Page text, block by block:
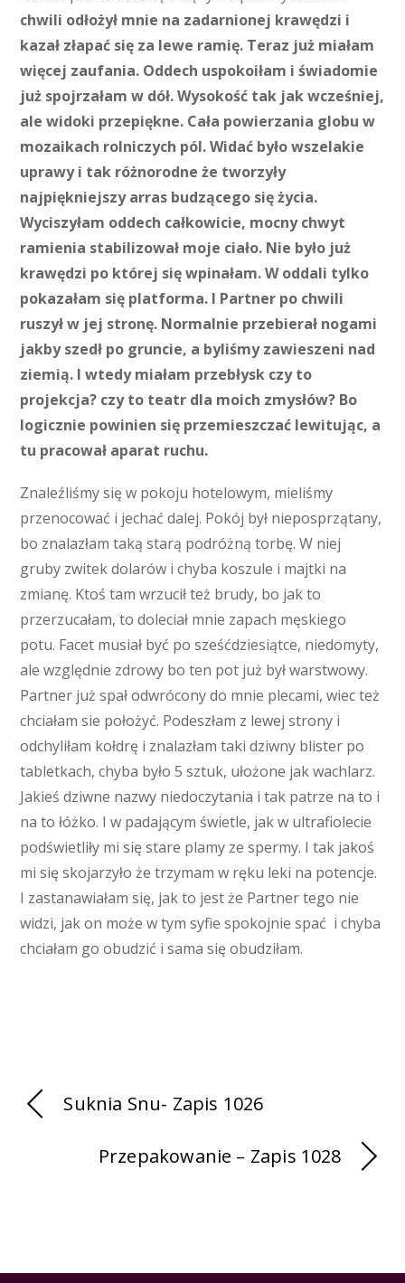
chwili odłożył mnie na zadarnionej krawędzi i
kazał złapać się za lewe ramię. Teraz już miałam
więcej zaufania. Oddech uspokoiłam i świadomie
już spojrzałam w dół. Wysokość tak jak wcześniej,
ale widoki przepiękne. Cała powierzania globu w
mozaikach rolniczych pól. Widać było wszelakie
uprawy i tak różnorodne że tworzyły
najpiękniejszy arras budzącego się życia.
Wyciszyłam oddech całkowicie, mocny chwyt
ramienia stabilizował moje ciało. Nie było już
krawędzi po której się wpinałam. W oddali tylko
pokazałam się platforma. I Partner po chwili
ruszył w jej stronę. Normalnie przebierał nogami
jakby szedł po gruncie, a byliśmy zawieszeni nad
ziemią. I wtedy miałam przebłysk czy to
projekcja? czy to teatr dla moich zmysłów? Bo
logicznie powinien się przemieszczać lewitując, a
tu pracował aparat ruchu.
Znaleźliśmy się w pokoju hotelowym, mieliśmy
przenocować i jechać dalej. Pokój był nieposprzątany,
bo znalazłam taką starą podróżną torbę. W niej
gruby zwitek dolarów i chyba koszule i majtki na
zmianę. Ktoś tam wrzucił też brudy, bo jak to
przerzucałam, to doleciał mnie zapach męskiego
potu. Facet musiał być po sześćdziesiątce, niedomyty,
ale względnie zdrowy bo ten pot już był warstwowy.
Partner już spał odwrócony do mnie plecami, wiec też
chciałam sie położyć. Podeszłam z lewej strony i
odchyliłam kołdrę i znalazłam taki dziwny blister po
tabletkach, chyba było 5 sztuk, ułożone jak wachlarz.
Jakieś dziwne nazwy niedoczytania i tak patrze na to i
na to łóżko. I w padającym świetle, jak w ultrafiolecie
podświetliły mi się stare plamy ze spermy. I tak jakoś
mi się skojarzyło że trzymam w ręku leki na potencje.
I zastanawiałam się, jak to jest że Partner tego nie
widzi, jak on może w tym syfie spokojnie spać i chyba
chciałam go obudzić i sama się obudziłam.
Suknia Snu- Zapis 1026
Przepakowanie – Zapis 1028